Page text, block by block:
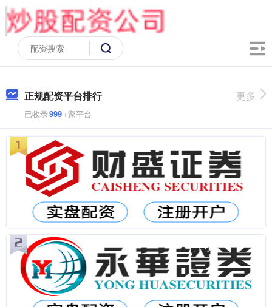
正规配资平台排行
已收录999+家平台
更多